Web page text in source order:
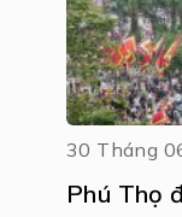
30 Tháng
Phú Thọ